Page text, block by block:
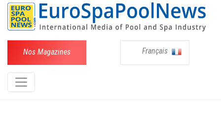
Nos Magazines Français